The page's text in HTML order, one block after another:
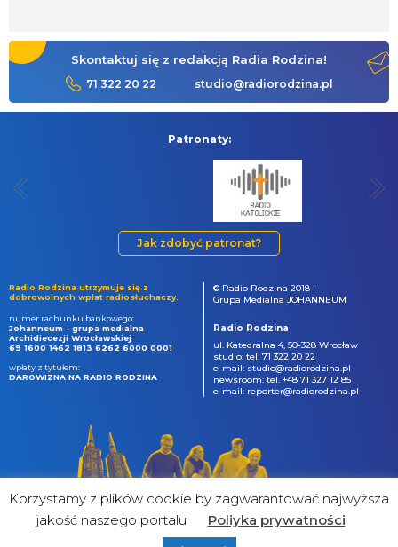
Skontaktuj się z redakcją Radia Rodzina!
71 322 20 22 studio@radiorodzina.pl
Patronaty:
Jak zdobyć patronat?
Radio Rodzina utrzymuje się z
dobrowolnych wpłat radiosłuchaczy.
numer rachunku bankowego:
Johanneum - grupa medialna
Archidiecezji Wrocławskiej
69 1600 1462 1813 6262 6000 0001
wpłaty z tytułem:
DAROWIZNA NA RADIO RODZINA
© Radio Rodzina 2018 |
Grupa Medialna JOHANNEUM
Radio Rodzina
ul. Katedralna 4, 50-328 Wrocław
studio: tel. 71 322 20 22
e-mail: studio@radiorodzina.pl
newsroom: tel. +48 71 327 12 85
e-mail: reporter@radiorodzina.pl
Korzystamy z plików cookie by zagwarantować najwyższa
jakość naszego portalu
Poliyka prywatności